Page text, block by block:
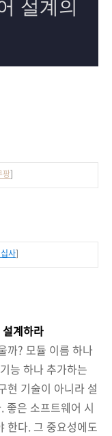
팡]
사]
설계하라
까? 모듈 이름 하나
능 하나 추가하는
현 기술이 아니라 설
좋은 소프트웨어 시
한다. 그 중요성에도